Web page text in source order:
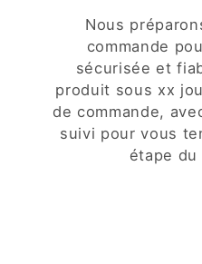
Nous
commande
sécurisée et
produit sous xx
de commande,
suivi pour vous
étape